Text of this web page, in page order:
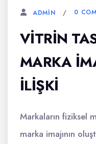
ADMIN 0
VITRIN
MARKA
İLIŞKI
Markaların fiziksel
marka imajının